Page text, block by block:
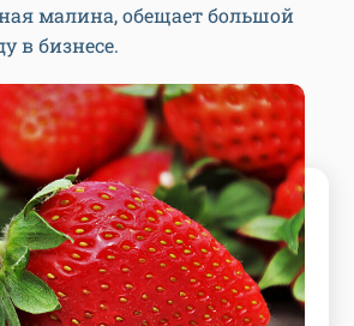
малина, обещает большой
в бизнесе.